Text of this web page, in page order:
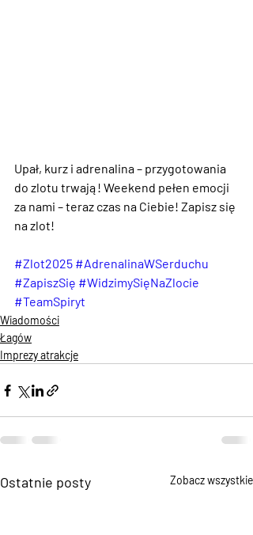
Upał, kurz i adrenalina – przygotowania
do zlotu trwają! Weekend pełen emocji
za nami – teraz czas na Ciebie! Zapisz się
na zlot!
#Zlot2025 #AdrenalinaWSerduchu
#ZapiszSię #WidzimySięNaZlocie
#TeamSpiryt
Wiadomości
Łagów
Imprezy atrakcje
Ostatnie posty Zobacz wszystkie